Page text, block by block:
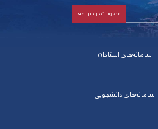
سامانه‌های استادان
سامانه‌های دانشجویی